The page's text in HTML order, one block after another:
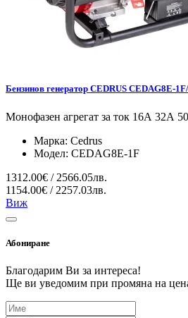
Бензинов генератор CEDRUS CEDAG8E-
Монофазен агрегат за ток 16А 32А
Марка: Cedrus
Модел: CEDAG8E-1F
1312.00€ / 2566.05лв.
1154.00€ / 2257.03лв.
Виж
Абониране
Благодарим Ви за интереса!
Ще ви уведомим при промяна на